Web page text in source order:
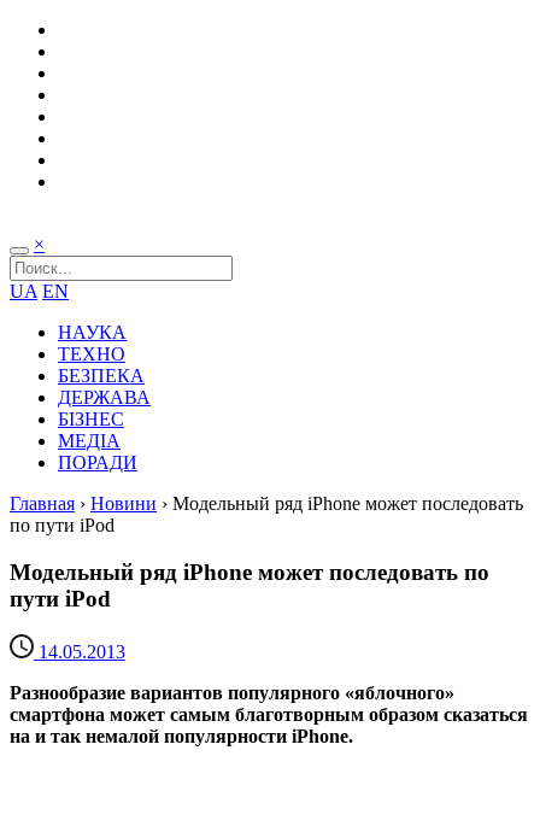
×
UA EN
НАУКА
ТЕХНО
БЕЗПЕКА
ДЕРЖАВА
БІЗНЕС
МЕДІА
ПОРАДИ
Главная › Новини › Модельный ряд iPhone может последовать
по пути iPod
Модельный ряд iPhone может последовать по
пути iPod
14.05.2013
Разнообразие вариантов популярного «яблочного»
смартфона может самым благотворным образом сказаться
на и так немалой популярности iPhone.